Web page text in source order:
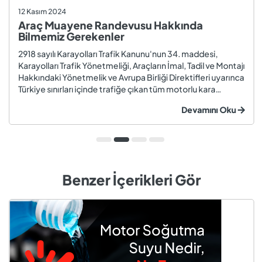
12 Kasım 2024
Araç Muayene Randevusu Hakkında
Bilmemiz Gerekenler
2918 sayılı Karayolları Trafik Kanunu'nun 34. maddesi,
Karayolları Trafik Yönetmeliği, Araçların İmal, Tadil ve Montajı
Hakkındaki Yönetmelik ve Avrupa Birliği Direktifleri uyarınca
Türkiye sınırları içinde trafiğe çıkan tüm motorlu kara
zorundadır. Araç muayenesi; otomobil, motosiklet,
kamyon, kamyo...
Devamını Oku
Benzer İçerikleri Gör